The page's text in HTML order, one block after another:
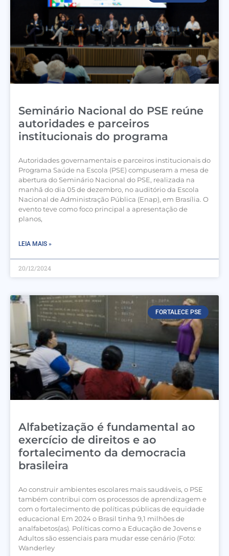
Seminário Nacional do PSE reúne
autoridades e parceiros
institucionais do programa
Autoridades governamentais e parceiros institucionais do
Programa Saúde na Escola (PSE) compuseram a mesa de
abertura do Seminário Nacional do PSE, realizada na
manhã do dia 05 de dezembro, no auditório da Escola
Nacional de Administração Pública (Enap), em Brasília. O
evento teve como foco principal a apresentação de
planos,
LEIA MAIS »
20/12/2024
FORTALECE PSE
Alfabetização é fundamental ao
exercício de direitos e ao
fortalecimento da democracia
brasileira
Ao construir ambientes escolares mais saudáveis, o PSE
também contribui com os processos de aprendizagem e
com o fortalecimento de políticas públicas de equidade
educacional Em 2024 o Brasil tinha 9,1 milhões de
analfabetos(as). Políticas como a Educação de Jovens e
Adultos são essenciais para mudar esse cenário (Foto:
Wanderley